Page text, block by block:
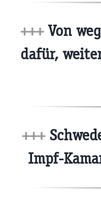
+++Von
dafür,
+++
Impf-